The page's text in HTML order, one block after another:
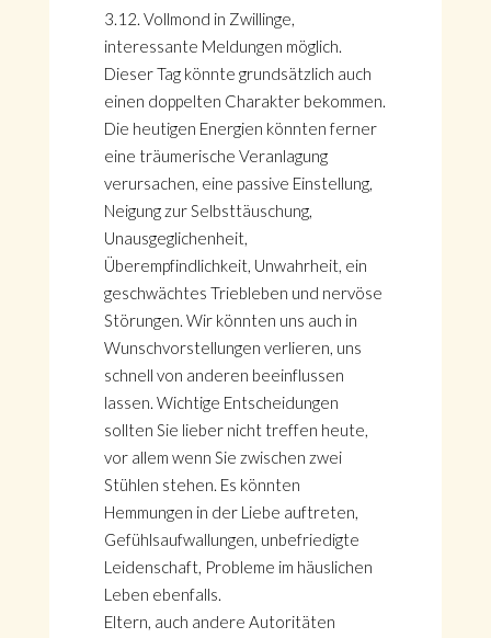
3.12. Vollmond in Zwillinge,
interessante Meldungen möglich.
Dieser Tag könnte grundsätzlich auch
einen doppelten Charakter bekommen.
Die heutigen Energien könnten ferner
eine träumerische Veranlagung
verursachen, eine passive Einstellung,
Neigung zur Selbsttäuschung,
Unausgeglichenheit,
Überempfindlichkeit, Unwahrheit, ein
geschwächtes Triebleben und nervöse
Störungen. Wir könnten uns auch in
Wunschvorstellungen verlieren, uns
schnell von anderen beeinflussen
lassen. Wichtige Entscheidungen
sollten Sie lieber nicht treffen heute,
vor allem wenn Sie zwischen zwei
Stühlen stehen. Es könnten
Hemmungen in der Liebe auftreten,
Gefühlsaufwallungen, unbefriedigte
Leidenschaft, Probleme im häuslichen
Leben ebenfalls.
Eltern, auch andere Autoritäten